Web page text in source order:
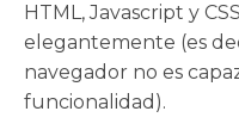
HTML, Javascript y
elegantemente (es
navegador no es
funcionalidad).